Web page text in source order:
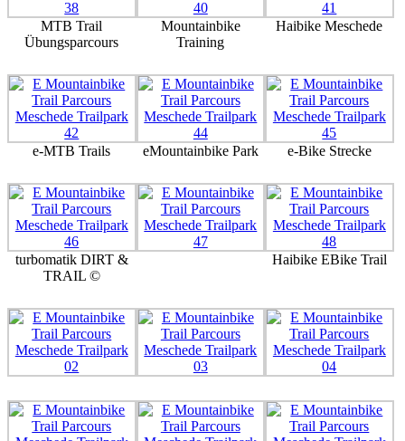
MTB Trail
Übungsparcours
Mountainbike
Training
Haibike Meschede
e-MTB Trails eMountainbike Park e-Bike Strecke
turbomatik DIRT &
TRAIL ©
Haibike EBike Trail